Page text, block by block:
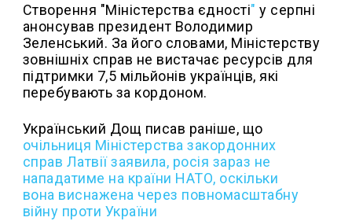
Створення "Міністерства єдності" у серпні
анонсував президент Володимир
Зеленський. За його словами, Міністерству
зовнішніх справ не вистачає ресурсів для
підтримки 7,5 мільйонів українців, які
перебувають за кордоном.
Український Дощ писав раніше, що
очільниця Міністерства закордонних
справ Латвії заявила, росія зараз не
нападатиме на країни НАТО, оскільки
вона виснажена через повномасштабну
війну проти України